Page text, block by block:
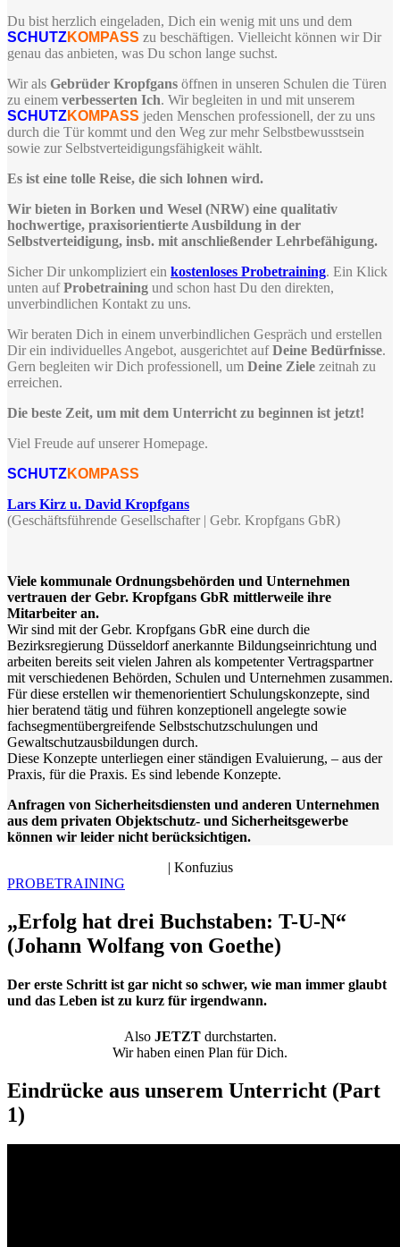
Du bist herzlich eingeladen, Dich ein wenig mit uns und dem
SCHUTZKOMPASS zu beschäftigen. Vielleicht können wir Dir
genau das anbieten, was Du schon lange suchst.
Wir als Gebrüder Kropfgans öffnen in unseren Schulen die Türen
zu einem verbesserten Ich. Wir begleiten in und mit unserem
SCHUTZKOMPASS jeden Menschen professionell, der zu uns
durch die Tür kommt und den Weg zur mehr Selbstbewusstsein
sowie zur Selbstverteidigungsfähigkeit wählt.
Es ist eine tolle Reise, die sich lohnen wird.
Wir bieten in Borken und Wesel (NRW) eine qualitativ
hochwertige, praxisorientierte Ausbildung in der
Selbstverteidigung, insb. mit anschließender Lehrbefähigung.
Sicher Dir unkompliziert ein kostenloses Probetraining. Ein Klick
unten aufProbetraining und schon hast Du den direkten,
unverbindlichen Kontakt zu uns.
Wir beraten Dich in einem unverbindlichen Gespräch und erstellen
Dir ein individuelles Angebot, ausgerichtet aufDeine Bedürfnisse.
Gern begleiten wir Dich professionell, um Deine Ziele zeitnah zu
erreichen.
Die beste Zeit, um mit dem Unterricht zu beginnen ist jetzt!
Viel Freude auf unserer Homepage.
SCHUTZKOMPASS
Lars Kirz u. David Kropfgans
(Geschäftsführende Gesellschafter | Gebr. Kropfgans GbR)
Viele kommunale Ordnungsbehörden und Unternehmen
vertrauen der Gebr. Kropfgans GbR mittlerweile ihre
Mitarbeiter an.
Wir sind mit der Gebr. Kropfgans GbR eine durch die
Bezirksregierung Düsseldorf anerkannte Bildungseinrichtung und
arbeiten bereits seit vielen Jahren als kompetenter Vertragspartner
mit verschiedenen Behörden, Schulen und Unternehmen zusammen.
Für diese erstellen wir themenorientiert Schulungskonzepte, sind
hier beratend tätig und führen konzeptionell angelegte sowie
fachsegmentübergreifende Selbstschutzschulungen und
Gewaltschutzausbildungen durch.
Diese Konzepte unterliegen einer ständigen Evaluierung, – aus der
Praxis, für die Praxis. Es sind lebende Konzepte.
Anfragen von Sicherheitsdiensten und anderen Unternehmen
aus dem privaten Objektschutz- und Sicherheitsgewerbe
können wir leider nicht berücksichtigen.
| Konfuzius
PROBETRAINING
„Erfolg hat drei Buchstaben: T-U-N“
(Johann Wolfang von Goethe)
Der erste Schritt ist gar nicht so schwer, wie man immer glaubt
und das Leben ist zu kurz für irgendwann.
Also JETZTdurchstarten.
Wir haben einen Plan für Dich.
Eindrücke aus unserem Unterricht (Part
1)